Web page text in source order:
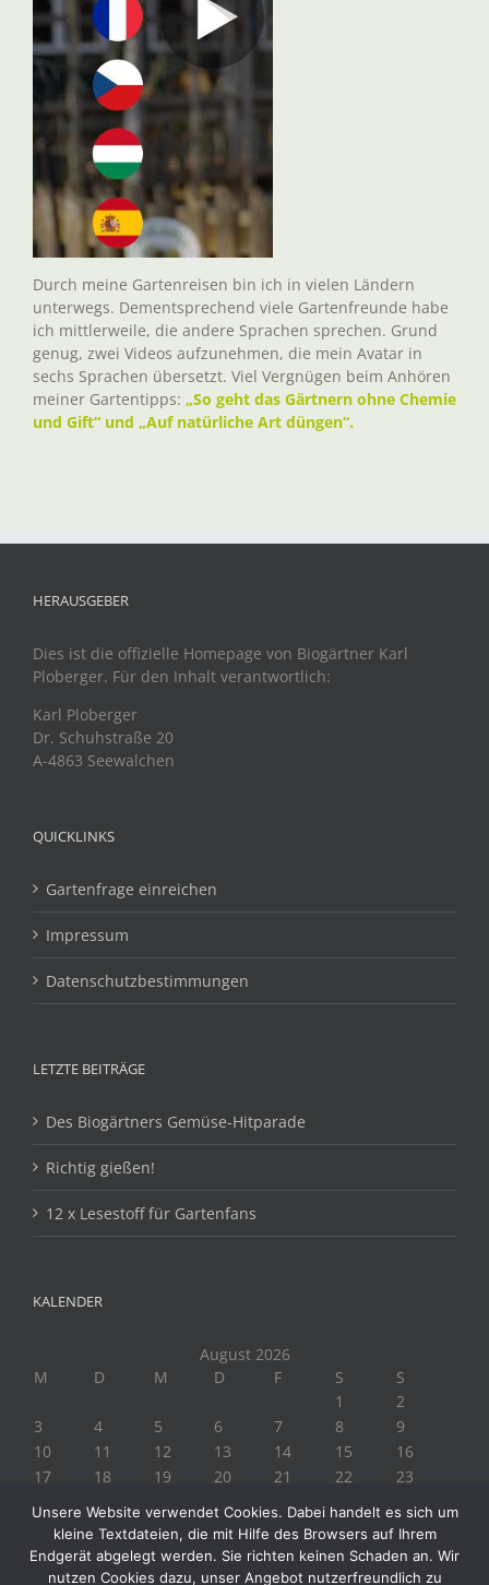
Durch meine Gartenreisen bin ich in vielen Ländern
unterwegs. Dementsprechend viele Gartenfreunde habe
ich mittlerweile, die andere Sprachen sprechen. Grund
genug, zwei Videos aufzunehmen, die mein Avatar in
sechs Sprachen übersetzt. Viel Vergnügen beim Anhören
meiner Gartentipps: „So geht das Gärtnern ohne Chemie
und Gift“ und „Auf natürliche Art düngen“.
HERAUSGEBER
Dies ist die offizielle Homepage von Biogärtner Karl
Ploberger. Für den Inhalt verantwortlich:
Karl Ploberger
Dr. Schuhstraße 20
A-4863 Seewalchen
QUICKLINKS
Gartenfrage einreichen
Impressum
Datenschutzbestimmungen
LETZTE BEITRÄGE
Des Biogärtners Gemüse-Hitparade
Richtig gießen!
12 x Lesestoff für Gartenfans
KALENDER
August 2026
M
D M D F S
S
1
2
3
4 5 6 7 8
9
10
11 12 13 14 15
16
17
18 19 20 21 22
23
« Juli
Unsere Website verwendet Cookies. Dabei handelt es sich um
kleine Textdateien, die mit Hilfe des Browsers auf Ihrem
Endgerät abgelegt werden. Sie richten keinen Schaden an. Wir
nutzen Cookies dazu, unser Angebot nutzerfreundlich zu